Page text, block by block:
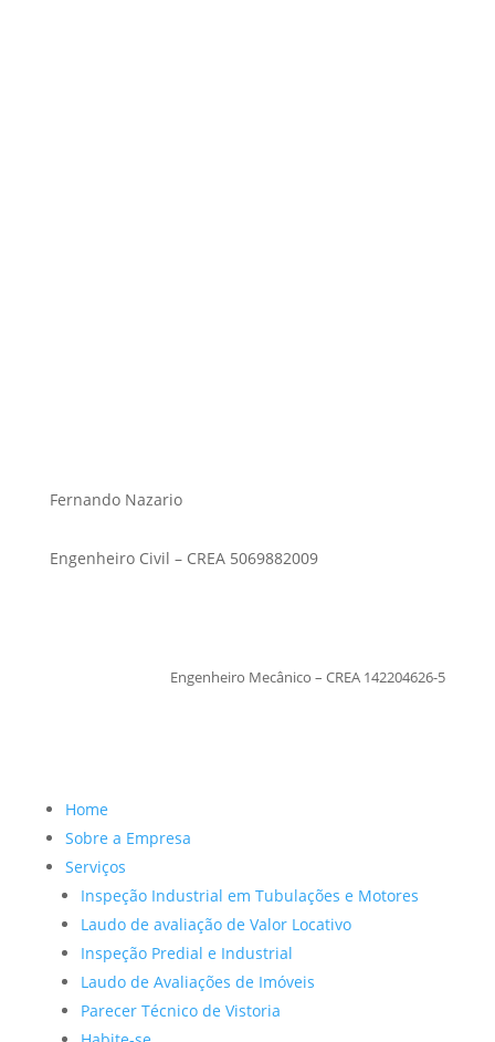
Fernando Nazario
Engenheiro Civil – CREA 5069882009
Engenheiro Mecânico – CREA 142204626-5
Home
Sobre a Empresa
Serviços
Inspeção Industrial em Tubulações e Motores
Laudo de avaliação de Valor Locativo
Inspeção Predial e Industrial
Laudo de Avaliações de Imóveis
Parecer Técnico de Vistoria